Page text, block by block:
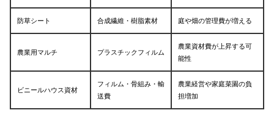
防草シート 合成繊維・樹脂素材 庭や畑の管理費が増える
農業用マルチ プラスチックフィルム
農業資材費が上昇する可
能性
ビニールハウス資材
フィルム・骨組み・輸
送費
農業経営や家庭菜園の負
担増加